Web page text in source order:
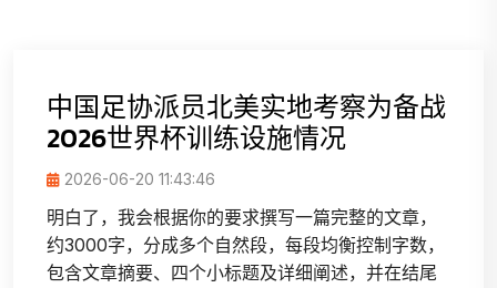
中国足协派员北美实地考察为备战
2026世界杯训练设施情况
2026-06-20 11:43:46
明白了，我会根据你的要求撰写一篇完整的文章，
约3000字，分成多个自然段，每段均衡控制字数，
包含文章摘要、四个小标题及详细阐述，并在结尾